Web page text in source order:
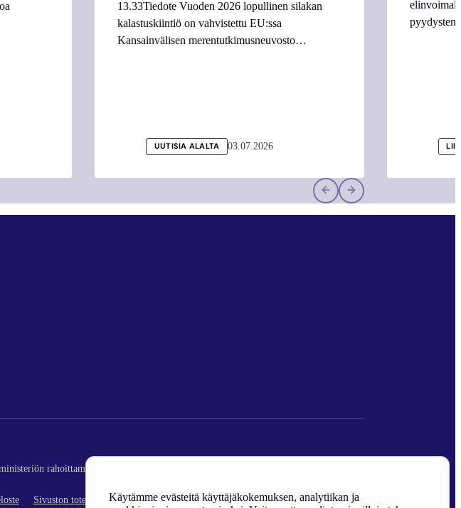
Käytämme evästeitä käyttäjäkokemuksen, analytiikan ja
13.33Tiedote Vuoden 2026 lopullinen silakan
kalastuskiintiö on vahvistettu EU:ssa
Kansainvälisen merentutkimusneuvosto…
UUTISIA ALALTA 03.07.2026
pyydysten
rahoittamaa (kalatalouden edistäminen).
Sivuston toteutus